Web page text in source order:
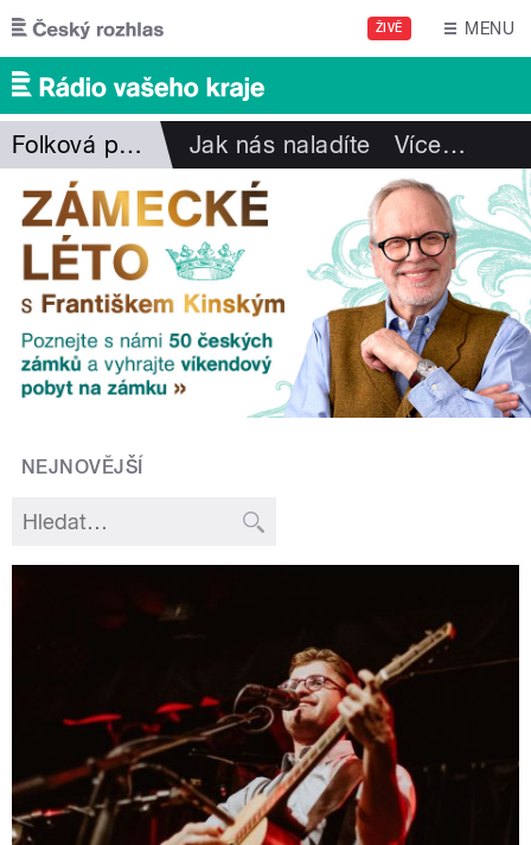
Přejít k hlavnímu obsahu
ŽIVĚ MENU
Folková pohlazení Jak nás naladíte Více…
NEJNOVĚJŠÍ